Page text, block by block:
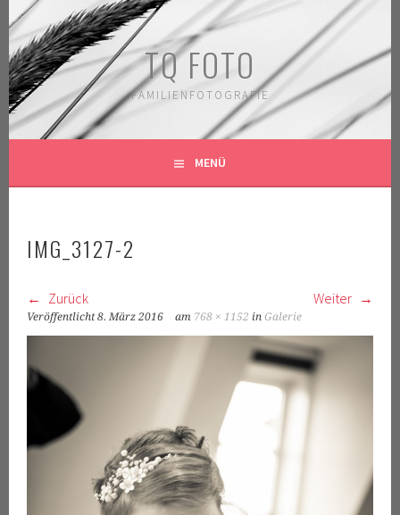
Springe
zum
Inhalt
TQ FOTO
FAMILIENFOTOGRAFIE
MENÜ
IMG_3127-2
Zurück Weiter
Veröffentlicht8. März 2016 am 768 × 1152 inGalerie